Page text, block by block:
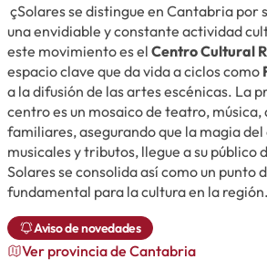
çSolares se distingue en Cantabria por
una envidiable y constante actividad
este movimiento es el Centro Cultural
espacio clave que da vida a ciclos como
a la difusión de las artes escénicas. La
centro es un mosaico de teatro, música,
familiares, asegurando que la magia
musicales y tributos, llegue a su público
Solares se consolida así como un punto
fundamental para la cultura en la región.
Aviso de novedades
Ver provincia de Cantabria